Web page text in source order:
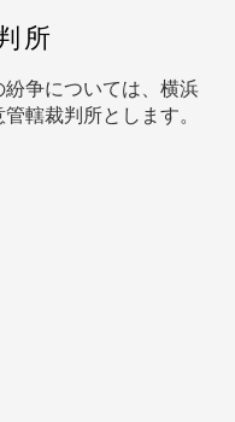
所
争については、横浜
轄裁判所とします。